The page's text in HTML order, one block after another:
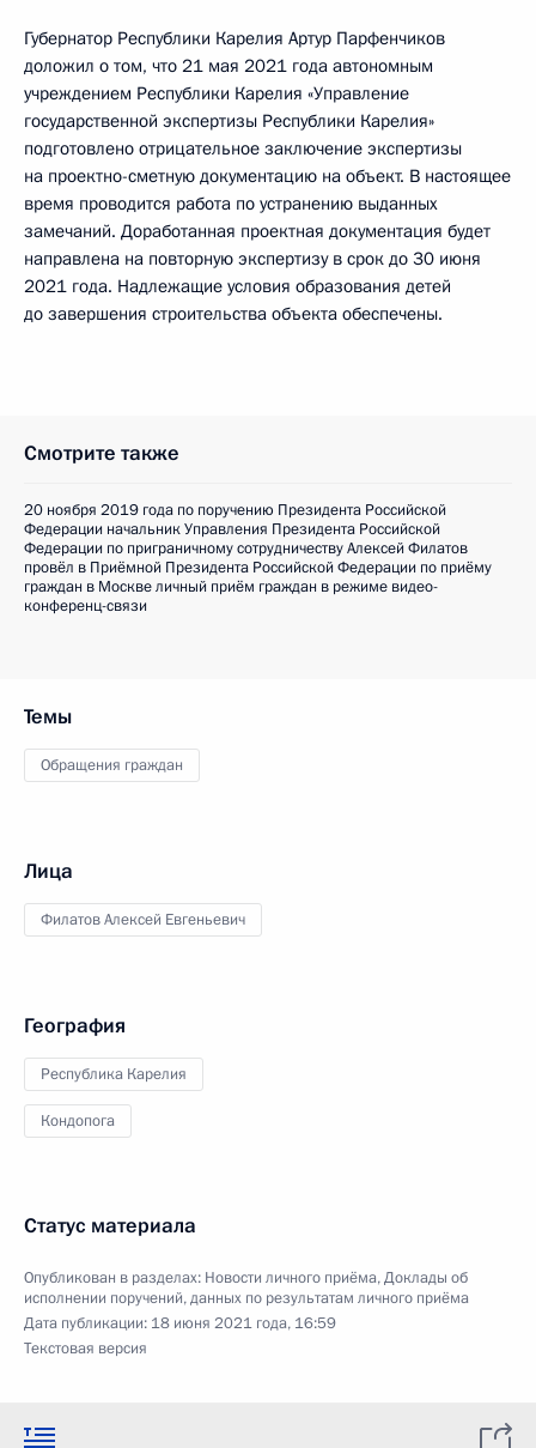
Губернатор Республики Карелия Артур Парфенчиков
доложил о том, что 21 мая 2021 года автономным
учреждением Республики Карелия «Управление
государственной экспертизы Республики Карелия»
подготовлено отрицательное заключение экспертизы
на проектно-сметную документацию на объект. В настоящее
время проводится работа по устранению выданных
замечаний. Доработанная проектная документация будет
направлена на повторную экспертизу в срок до 30 июня
2021 года. Надлежащие условия образования детей
до завершения строительства объекта обеспечены.
Смотрите также
20 ноября 2019 года по поручению Президента Российской
Федерации начальник Управления Президента Российской
Федерации по приграничному сотрудничеству Алексей Филатов
провёл в Приёмной Президента Российской Федерации по приёму
граждан в Москве личный приём граждан в режиме видео-
конференц-связи
Темы
Обращения граждан
Лица
Филатов Алексей Евгеньевич
География
Республика Карелия
Кондопога
Статус материала
Опубликован в разделах: Новости личного приёма,Доклады об
исполнении поручений, данных по результатам личного приёма
Дата публикации: 18 июня 2021 года, 16:59
Текстовая версия